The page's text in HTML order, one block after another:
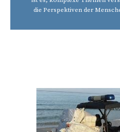
die Perspektiven der